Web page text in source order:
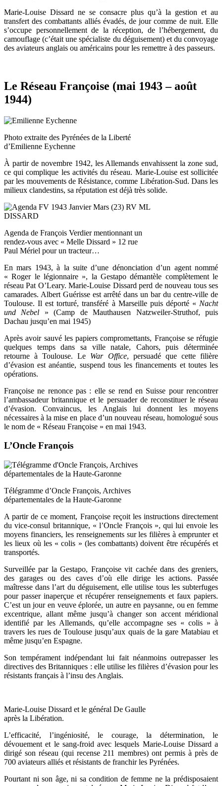
Marie-Louise Dissard ne se consacre plus qu’à la gestion et au
transfert des combattants alliés évadés, de jour comme de nuit. Elle
s’occupe personnellement de la réception, de l’hébergement, du
camouflage (c’était une spécialiste du déguisement) et du convoyage
des aviateurs anglais ou américains pour les remettre à des passeurs.
Le Réseau Françoise (mai 1943 – août
1944)
Photo extraite des Pyrénées de la Liberté
d’Emilienne Eychenne
À partir de novembre 1942, les Allemands envahissent la zone sud,
ce qui complique les activités du réseau. Marie-Louise est sollicitée
par les mouvements de Résistance, comme Libération-Sud. Dans les
milieux clandestins, sa réputation est déjà très solide.
Agenda de François Verdier mentionnant un
rendez-vous avec « Melle Dissard » 12 rue
Paul Mériel pour un tracteur…
En mars 1943, à la suite d’une dénonciation d’un agent nommé
« Roger le légionnaire », la Gestapo démantèle complètement le
réseau Pat O’Leary. Marie-Louise Dissard perd de nouveau tous ses
camarades. Albert Guérisse est arrêté dans un bar du centre-ville de
Toulouse. Il est torturé, transféré à Marseille puis déporté « Nacht
und Nebel » (Camp de Mauthausen Natzweiler-Struthof, puis
Dachau jusqu’en mai 1945)
Après avoir sauvé les papiers compromettants, Françoise se réfugie
quelques temps dans sa ville natale, Cahors, puis déterminée
retourne à Toulouse. Le War Office, persuadé que cette filière
d’évasion est anéantie, suspend tous les financements et toutes les
opérations.
Françoise ne renonce pas : elle se rend en Suisse pour rencontrer
l’ambassadeur britannique et le persuader de reconstituer le réseau
d’évasion. Convaincus, les Anglais lui donnent les moyens
nécessaires à la mise en place d’un nouveau réseau, homologué sous
le nom de « Réseau Françoise » en mai 1943.
L’Oncle François
Télégramme d’Oncle François, Archives
départementales de la Haute-Garonne
A partir de ce moment, Françoise reçoit les instructions directement
du vice-consul britannique, « l’Oncle François », qui lui envoie les
moyens financiers, les renseignements sur les filières à emprunter et
les lieux où les « colis » (les combattants) doivent être récupérés et
transportés.
Surveillée par la Gestapo, Françoise vit cachée dans des greniers,
des garages ou des caves d’où elle dirige les actions. Passée
maîtresse dans l’art du déguisement, elle utilise tous les subterfuges
pour passer inaperçue et récupérer renseignements et faux papiers.
C’est un jour en veuve éplorée, un autre en paysanne, ou en femme
excentrique, allant même jusqu’à changer son accent méridional
identifié par les Allemands, qu’elle accompagne ses « colis » à
travers les rues de Toulouse jusqu’aux quais de la gare Matabiau et
même jusqu’en Espagne.
Son tempérament indépendant lui fait néanmoins outrepasser les
directives des Britanniques : elle utilise les filières d’évasion pour les
résistants français à l’insu des Anglais.
Marie-Louise Dissard et le général De Gaulle
après la Libération.
L’efficacité, l’ingéniosité, le courage, la détermination, le
dévouement et le sang-froid avec lesquels Marie-Louise Dissard a
dirigé son réseau (qui recense 211 membres) ont permis à près de
700 aviateurs alliés et résistants de franchir les Pyrénées.
Pourtant ni son âge, ni sa condition de femme ne la prédisposaient